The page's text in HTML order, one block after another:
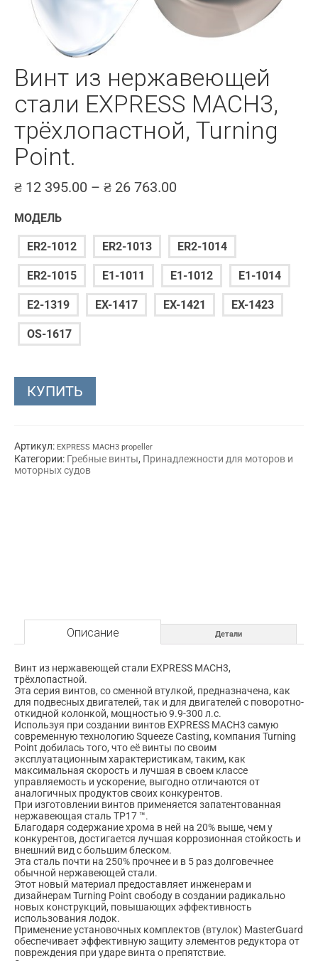
Винт из нержавеющей
стали EXPRESS MACH3,
трёхлопастной, Turning
Point.
₴ 12 395.00 – ₴ 26 763.00
МОДЕЛЬ
ER2-1012 ER2-1013 ER2-1014
ER2-1015 E1-1011 E1-1012 E1-1014
E2-1319 EX-1417 EX-1421 EX-1423
OS-1617
КУПИТЬ
Артикул: EXPRESS MACH3 propeller
Категории: Гребные винты, Принадлежности для моторов и
моторных судов
Описание Детали
Винт из нержавеющей стали EXPRESS MACH3,
трёхлопастной.
Эта серия винтов, со сменной втулкой, предназначена, как
для подвесных двигателей, так и для двигателей с поворотно-
откидной колонкой, мощностью 9.9-300 л.с.
Используя при создании винтов EXPRESS MACH3 самую
современную технологию Squeeze Casting, компания Turning
Point добилась того, что её винты по своим
эксплуатационным характеристикам, таким, как
максимальная скорость и лучшая в своем классе
управляемость и ускорение, выгодно отличаются от
аналогичных продуктов своих конкурентов.
При изготовлении винтов применяется запатентованная
нержавеющая сталь TP17 ™.
Благодаря содержание хрома в ней на 20% выше, чем у
конкурентов, достигается лучшая коррозионная стойкость и
внешний вид с большим блеском.
Эта сталь почти на 250% прочнее и в 5 раз долговечнее
обычной нержавеющей стали.
Этот новый материал предоставляет инженерам и
дизайнерам Turning Point свободу в создании радикально
новых конструкций, повышающих эффективность
использования лодок.
Применение установочных комплектов (втулок) MasterGuard
обеспечивает эффективную защиту элементов редуктора от
повреждения при ударе винта о препятствие.